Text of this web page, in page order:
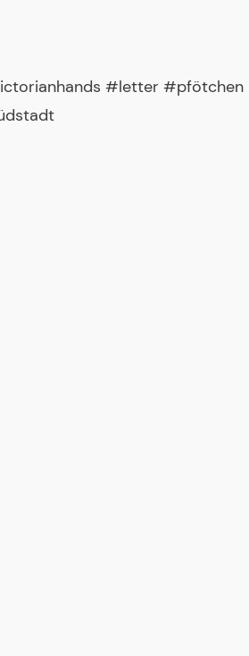
#letter #pfötchen